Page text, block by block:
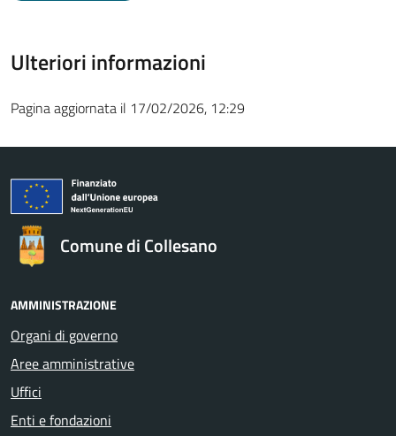
Ulteriori informazioni
Pagina aggiornata il 17/02/2026, 12:29
Comune di Collesano
AMMINISTRAZIONE
Organi di governo
Aree amministrative
Uffici
Enti e fondazioni